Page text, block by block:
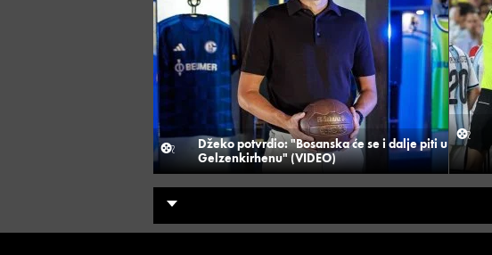
Džeko potvrdio: "Bosanska će se i dalje piti u
Gelzenkirhenu" (VIDEO)